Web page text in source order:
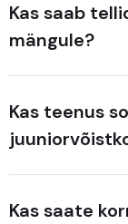
Kas saab
mängule?
Kas teenus
Kas saate